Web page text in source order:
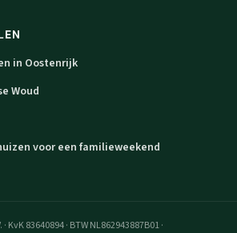
in Oostenrijk
Woud
voor een familieweekend
· KvK 83640894· BTW NL862943887B01·